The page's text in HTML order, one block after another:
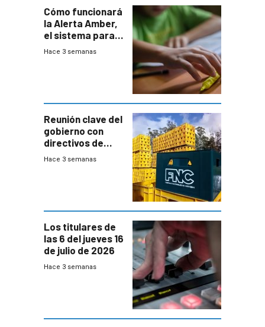
Cómo funcionará
la Alerta Amber,
el sistema para
la búsqueda
Hace 3 semanas
Reunión clave del
gobierno con
directivos de
Fábricas
Hace 3 semanas
Los titulares de
las 6 del jueves 16
de julio de 2026
Hace 3 semanas